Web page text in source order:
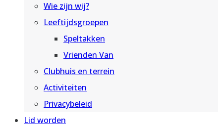
Wie zijn wij?
Leeftijdsgroepen
Speltakken
Vrienden Van
Clubhuis en terrein
Activiteiten
Privacybeleid
Lid worden